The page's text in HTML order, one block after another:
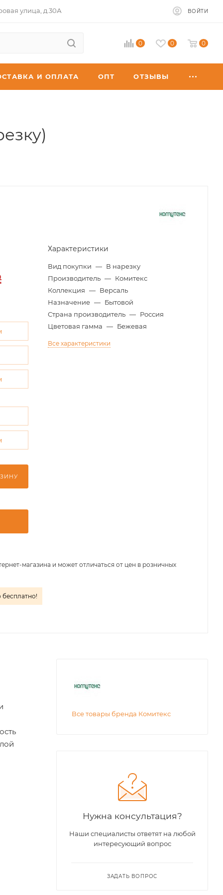
улица, д.30А ВОЙТИ
0 0 0
И ОПЛАТА ОПТ ОТЗЫВЫ
Характеристики
Вид покупки — В нарезку
Производитель — Комитекс
Коллекция — Версаль
Назначение — Бытовой
Страна производитель — Россия
Цветовая гамма — Бежевая
Все характеристики
магазина и может отличаться от цен в розничных
бесплатно!
Все товары бренда Комитекс
Нужна консультация?
Наши специалисты ответят на любой
интересующий вопрос
ЗАДАТЬ ВОПРОС